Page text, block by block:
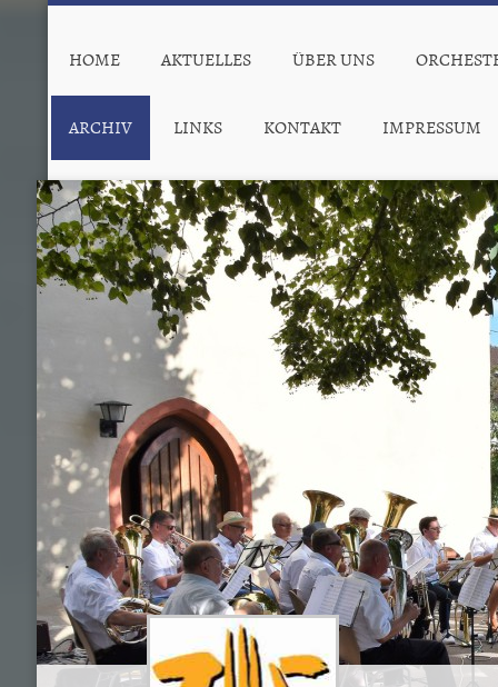
HOME AKTUELLES ÜBER UNS
ARCHIV LINKS KONTAKT IMPRESSUM